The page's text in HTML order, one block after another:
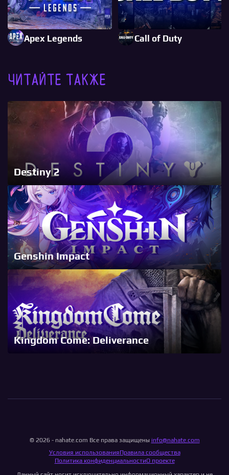
Apex Legends Call of Duty
Читайте также
Destiny 2
Genshin Impact
Kingdom Come: Deliverance
© 2026 - nahate.com Все права защищены info@nahate.com
Условия использованияПравила сообщества
Политика конфиденциальностиО проекте